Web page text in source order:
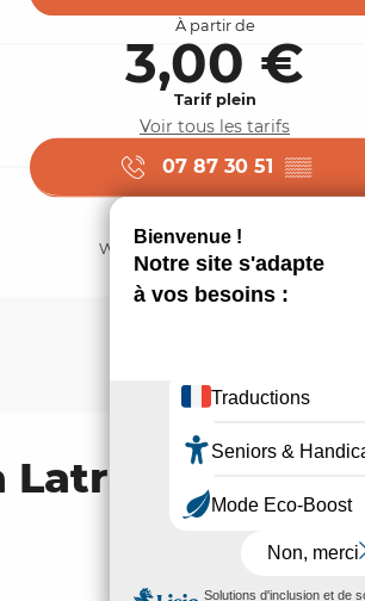
À partir de
3,00 €
Tarif plein
Voir tous les tarifs
07 87 30 51 ▒▒
www.museegabriel.com